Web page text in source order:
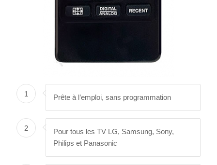
1 Prête à l’emploi, sans programmation
2
Pour tous les TV LG, Samsung, Sony,
Philips et Panasonic